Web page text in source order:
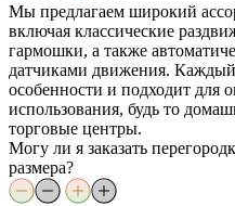
Мы предлагаем широкий
включая классические
гармошки, а также
датчиками движения.
особенности и подходит для
использования, будь то
торговые центры.
Могу ли я заказать
размера?